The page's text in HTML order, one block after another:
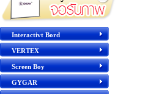
Interactivt Bord
VERTEX
Screen Boy
GYGAR